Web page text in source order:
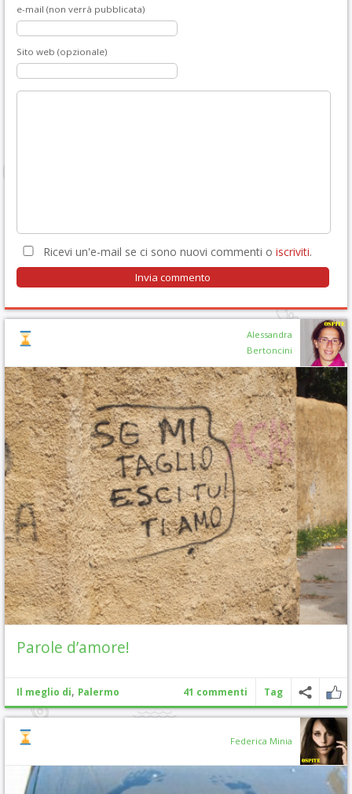
e-mail (non verrà pubblicata)
Sito web (opzionale)
Ricevi un'e-mail se ci sono nuovi commenti o iscriviti.
Alessandra
Bertoncini
Parole d’amore!
Il meglio di, Palermo 41 commenti Tag
Federica Minia